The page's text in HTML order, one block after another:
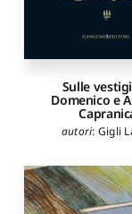
Sulle
Domenico e
autori: Gigli